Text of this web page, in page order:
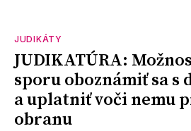
JUDIKÁTY
JUDIKATÚRA:
sporu oboznámiť sa s
a uplatniť voči nemu
obranu